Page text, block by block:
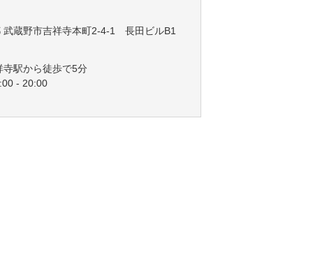
武蔵野市吉祥寺本町2-4-1 長田ビルB1
駅から徒歩で5分
- 20:00